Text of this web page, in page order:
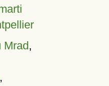
Mrad,